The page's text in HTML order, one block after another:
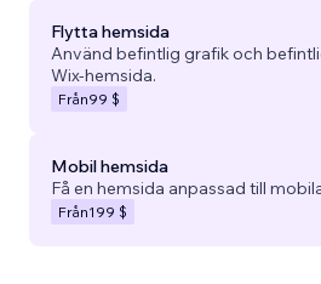
Flytta hemsida
Använd befintlig grafik och
Wix-hemsida.
Från99 $
Mobil hemsida
Få en hemsida anpassad till
Från199 $